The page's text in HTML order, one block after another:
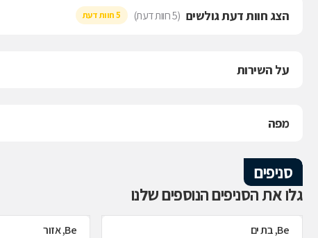
הצג חוות דעת גולשים (5 חוות דעת) 5 חוות דעת
על השירות
מפה
סניפים
גלו את הסניפים הנוספים שלנו
Be, בת ים
Be, אזור